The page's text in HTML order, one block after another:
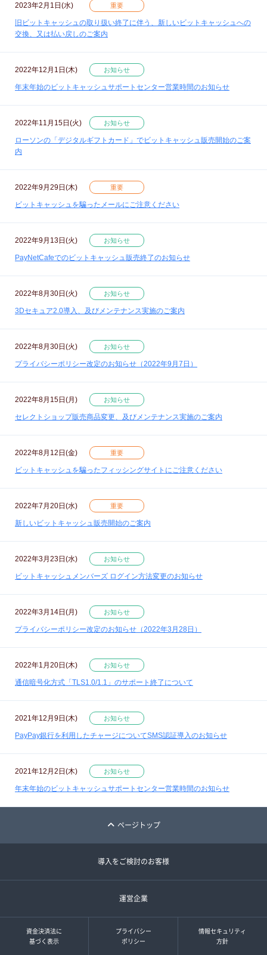
2023年2月1日(水) 重要
旧ビットキャッシュの取り扱い終了に伴う、新しいビットキャッシュへの
交換、又は払い戻しのご案内
2022年12月1日(木) お知らせ
年末年始のビットキャッシュサポートセンター営業時間のお知らせ
2022年11月15日(火) お知らせ
ローソンの「デジタルギフトカード」でビットキャッシュ販売開始のご案
内
2022年9月29日(木) 重要
ビットキャッシュを騙ったメールにご注意ください
2022年9月13日(火) お知らせ
PayNetCafeでのビットキャッシュ販売終了のお知らせ
2022年8月30日(火) お知らせ
3Dセキュア2.0導入、及びメンテナンス実施のご案内
2022年8月30日(火) お知らせ
プライバシーポリシー改定のお知らせ（2022年9月7日）
2022年8月15日(月) お知らせ
セレクトショップ販売商品変更、及びメンテナンス実施のご案内
2022年8月12日(金) 重要
ビットキャッシュを騙ったフィッシングサイトにご注意ください
2022年7月20日(水) 重要
新しいビットキャッシュ販売開始のご案内
2022年3月23日(水) お知らせ
ビットキャッシュメンバーズ ログイン方法変更のお知らせ
2022年3月14日(月) お知らせ
プライバシーポリシー改定のお知らせ（2022年3月28日）
2022年1月20日(木) お知らせ
通信暗号化方式「TLS1.0/1.1」のサポート終了について
2021年12月9日(木) お知らせ
PayPay銀行を利用したチャージについてSMS認証導入のお知らせ
2021年12月2日(木) お知らせ
年末年始のビットキャッシュサポートセンター営業時間のお知らせ
ページトップ
導入をご検討のお客様
運営企業
資金決済法に
基づく表示
プライバシー
ポリシー
情報セキュリティ
方針